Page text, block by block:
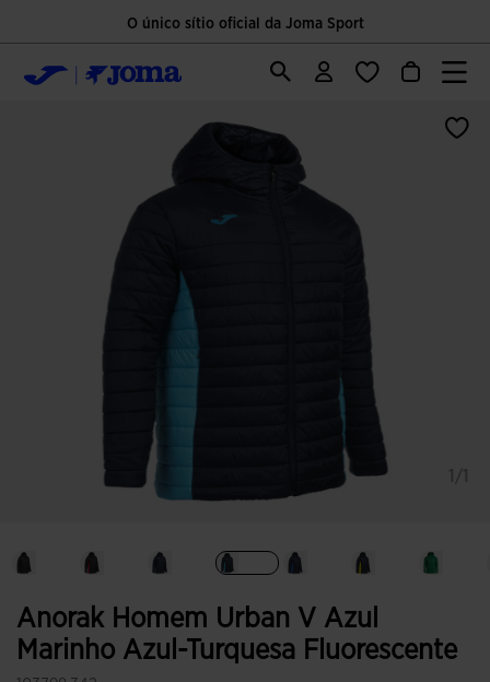
O único sítio oficial da Joma Sport
Anorak Homem Urban V Azul
Marinho Azul-Turquesa Fluorescente